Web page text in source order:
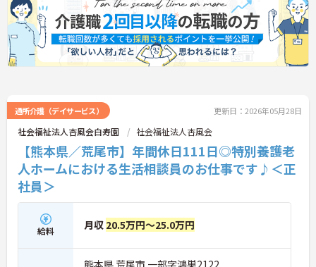
通所介護（デイサービス） 更新日：2026年05月28日
社会福祉法人杏風会白寿園 社会福祉法人杏風会
【熊本県／荒尾市】年間休日111日◎特別養護老
人ホームにおける生活相談員のお仕事です♪＜正
社員＞
給料 月収 20.5万円～25.0万円